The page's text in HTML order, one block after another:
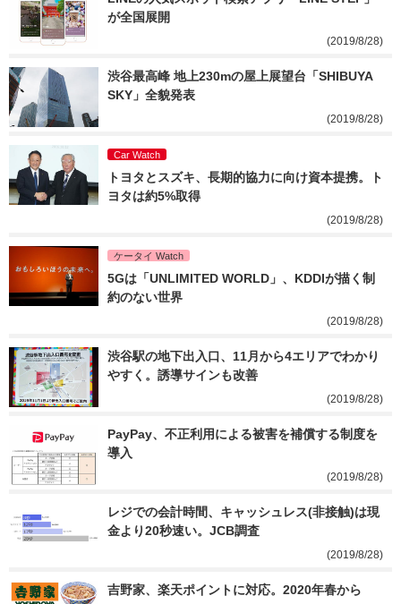
が全国展開
(2019/8/28)
渋谷最高峰 地上230mの屋上展望台「SHIBUYA
SKY」全貌発表
(2019/8/28)
Car Watch
トヨタとスズキ、長期的協力に向け資本提携。ト
ヨタは約5%取得
(2019/8/28)
ケータイ Watch
5Gは「UNLIMITED WORLD」、KDDIが描く制
約のない世界
(2019/8/28)
渋谷駅の地下出入口、11月から4エリアでわかり
やすく。誘導サインも改善
(2019/8/28)
PayPay、不正利用による被害を補償する制度を
導入
(2019/8/28)
レジでの会計時間、キャッシュレス(非接触)は現
金より20秒速い。JCB調査
(2019/8/28)
吉野家、楽天ポイントに対応。2020年春から